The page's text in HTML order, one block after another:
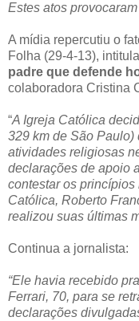
Estes atos
A mídia repercutiu o
Folha (29-4-13),
padre que defende
colaboradora Cristina
“A Igreja Católica
329 km de São Paulo)
atividades religiosas
declarações de apoio
contestar os
Católica, Roberto
realizou suas últimas
Continua a jornalista:
“Ele havia recebido
Ferrari, 70, para se
declarações